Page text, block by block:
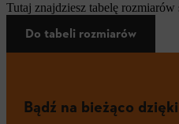
Tutaj znajdziesz tabelę
Do tabeli rozmiarów
Bądź na bieżąco